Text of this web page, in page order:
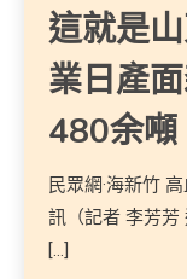
這就是
業日產
480余噸
民眾網·海新竹
訊（記者 李芳芳
[…]